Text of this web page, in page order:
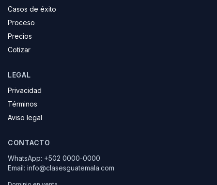
Casos de éxito
Proceso
Precios
Cotizar
LEGAL
Privacidad
Términos
Aviso legal
CONTACTO
WhatsApp: +502 0000-0000
Email: info@clasesguatemala.com